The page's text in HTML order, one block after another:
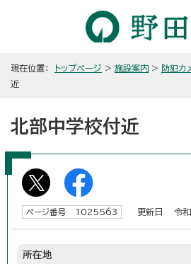
現在位置： トップページ > 施設案内 > 防犯カ
近
北部中学校付近
ページ番号 1025563 更新日 令和
所在地